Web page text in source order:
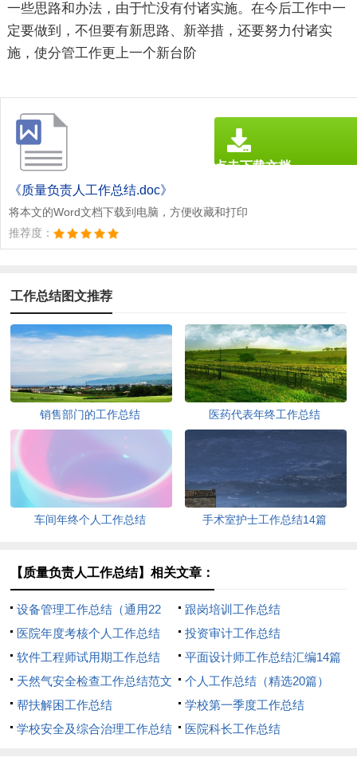
一些思路和办法，由于忙没有付诸实施。在今后工作中一
定要做到，不但要有新思路、新举措，还要努力付诸实
施，使分管工作更上一个新台阶
《质量负责人工作总结.doc》
将本文的Word文档下载到电脑，方便收藏和打印
推荐度：
点击下载文档
工作总结图文推荐
销售部门的工作总结 医药代表年终工作总结
车间年终个人工作总结 手术室护士工作总结14篇
【质量负责人工作总结】相关文章：
设备管理工作总结（通用22
篇）
跟岗培训工作总结
医院年度考核个人工作总结
投资审计工作总结
软件工程师试用期工作总结
平面设计师工作总结汇编14篇
天然气安全检查工作总结范文
（通用11篇）
个人工作总结（精选20篇）
帮扶解困工作总结
学校第一季度工作总结
学校安全及综合治理工作总结
医院科长工作总结